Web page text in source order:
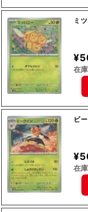
ミ
在
ビ
在